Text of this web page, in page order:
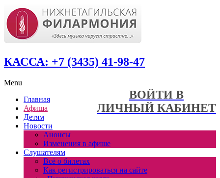
КАССА: +7 (3435) 41-98-47
ВОЙТИ В
ЛИЧНЫЙ КАБИНЕТ
Menu
Главная
Афиша
Детям
Новости
Анонсы
Изменения в афише
Слушателям
Всё о билетах
Как регистрироваться на сайте